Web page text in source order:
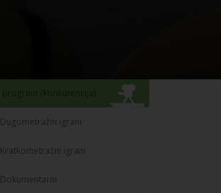
Dugometražni igrani
Kratkometražni igrani
Dokumentarni